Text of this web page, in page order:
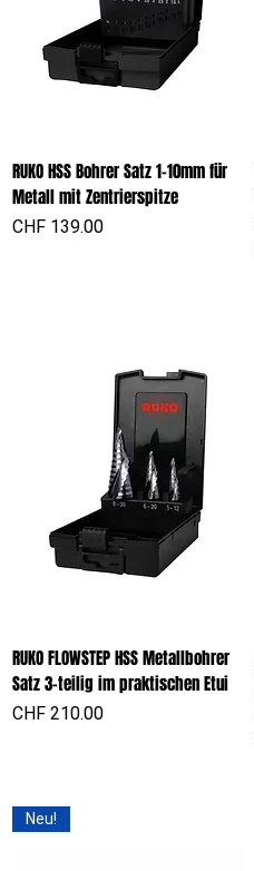
RUKO HSS Bohrer Satz 1-10mm für
Metall mit Zentrierspitze
Preis
CHF 139.00
RUKO FLOWSTEP HSS Metallbohrer
Satz 3-teilig im praktischen Etui
Preis
CHF 210.00
Neu!